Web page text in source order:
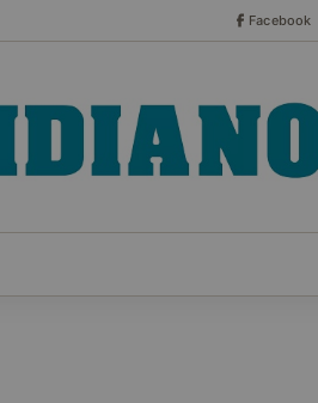
Facebook